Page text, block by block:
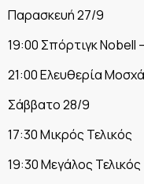
Παρασκευή 27/9
19:00 Σπόρτιγκ Nobell
21:00 Ελευθερία
Σάββατο 28/9
17:30 Μικρός Τελικός
19:30 Μεγάλος Τελικός